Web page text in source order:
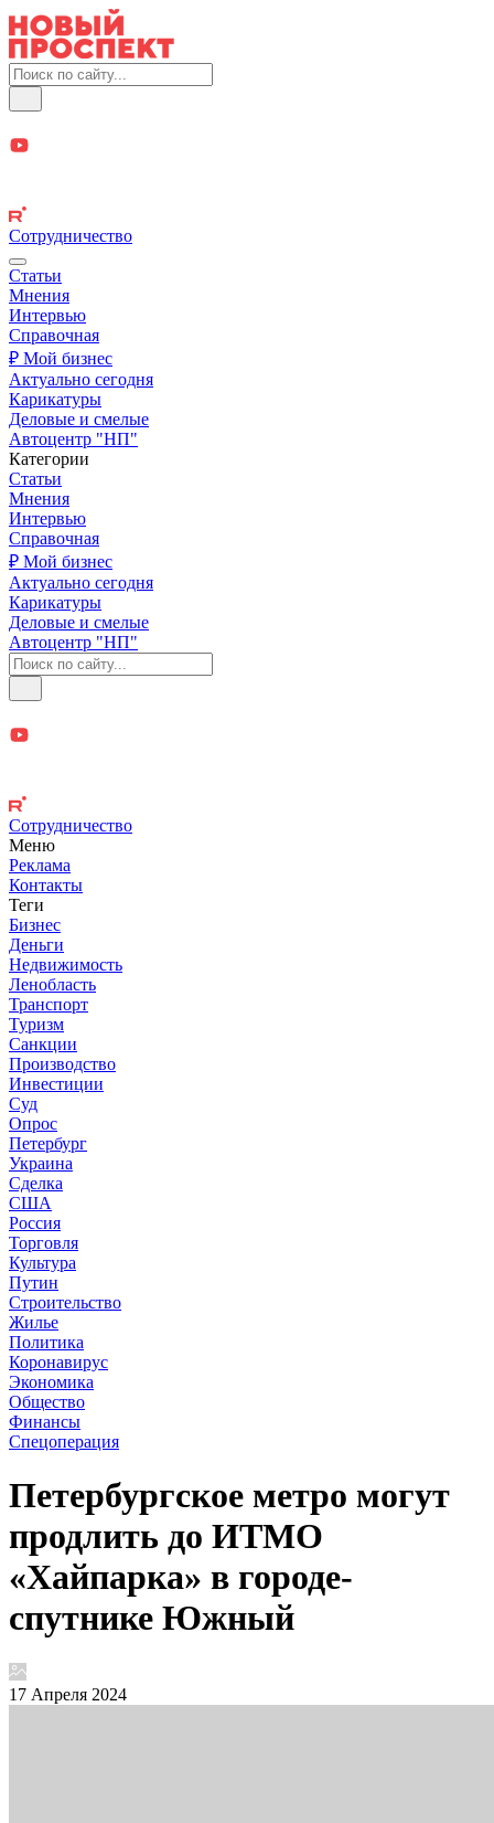
Сотрудничество
Статьи
Мнения
Интервью
Справочная
₽ Мой бизнес
Актуально сегодня
Карикатуры
Деловые и смелые
Автоцентр "НП"
Категории
Статьи
Мнения
Интервью
Справочная
₽ Мой бизнес
Актуально сегодня
Карикатуры
Деловые и смелые
Автоцентр "НП"
Сотрудничество
Меню
Реклама
Контакты
Теги
Бизнес
Деньги
Недвижимость
Ленобласть
Транспорт
Туризм
Санкции
Производство
Инвестиции
Суд
Опрос
Петербург
Украина
Сделка
США
Россия
Торговля
Культура
Путин
Строительство
Жилье
Политика
Коронавирус
Экономика
Общество
Финансы
Спецоперация
Петербургское метро могут
продлить до ИТМО
«Хайпарка» в городе-
спутнике Южный
17 Апреля 2024